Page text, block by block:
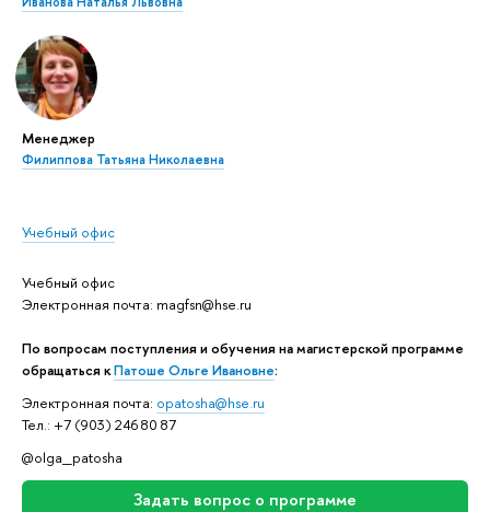
Менеджер
Филиппова Татьяна Николаевна
Учебный офис
Учебный офис
Электронная почта: magfsn@hse.ru
По вопросам поступления и обучения на магистерской программе
обращаться кПатоше Ольге Ивановне:
Электронная почта: opatosha@hse.ru
Тел.: +7 (903) 246 80 87
@olga_patosha
Задать вопрос о программе